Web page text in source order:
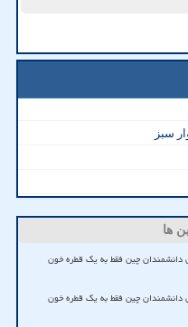
سبز
ها
قابل حمل دانشمندان چین فقط به یک قطره خون
قابل حمل دانشمندان چین فقط به یک قطره خون